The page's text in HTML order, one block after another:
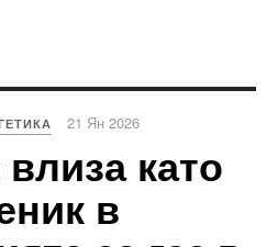
21 Ян 2026
като
в